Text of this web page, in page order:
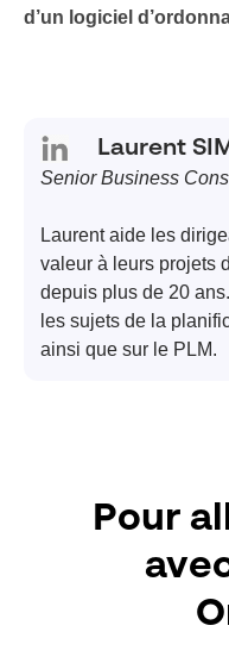
d’un logiciel
Laurent
Senior Business
Laurent aide les
valeur à leurs projets
depuis plus de 20
les sujets de la
ainsi que sur le PLM.
Pour